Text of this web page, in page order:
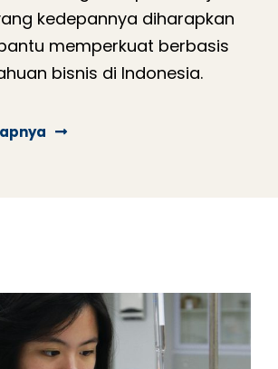
kedepannya diharapkan
memperkuat berbasis
bisnis di Indonesia.